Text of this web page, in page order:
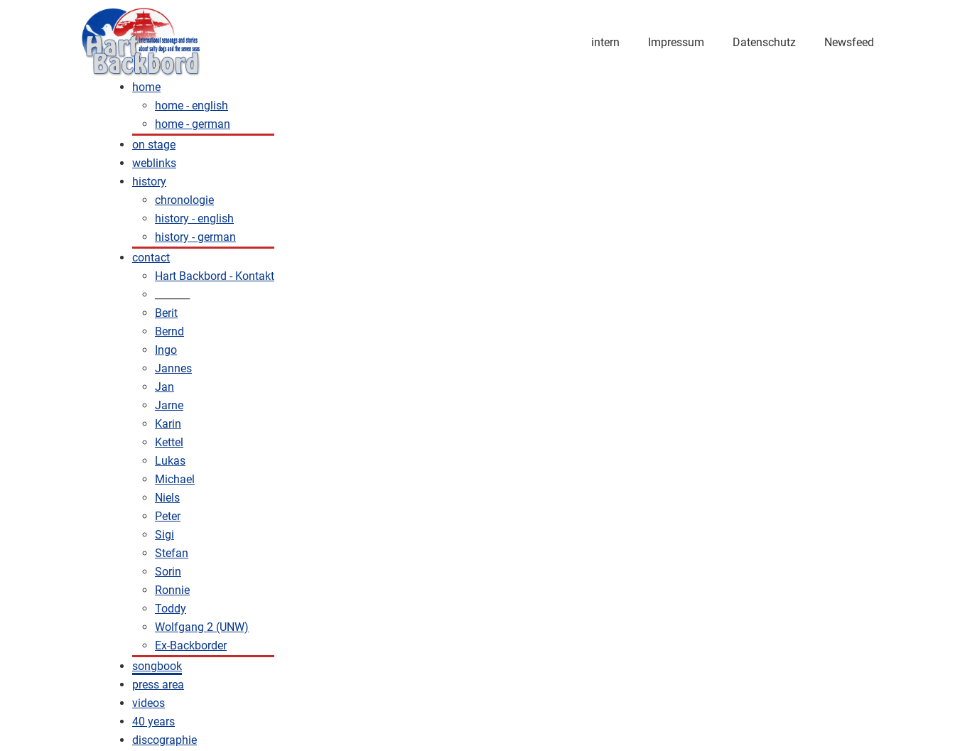
intern Impressum Datenschutz Newsfeed
home
home - english
home - german
on stage
weblinks
history
chronologie
history - english
history - german
contact
Hart Backbord - Kontakt
Berit
Bernd
Ingo
Jannes
Jan
Jarne
Karin
Kettel
Lukas
Michael
Niels
Peter
Sigi
Stefan
Sorin
Ronnie
Toddy
Wolfgang 2 (UNW)
Ex-Backborder
songbook
press area
videos
40 years
discographie